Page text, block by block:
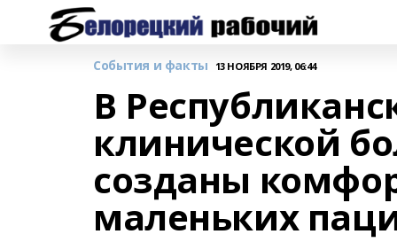
События и факты 13 НОЯБРЯ 2019, 06:44
В
клинической
созданы
маленьких